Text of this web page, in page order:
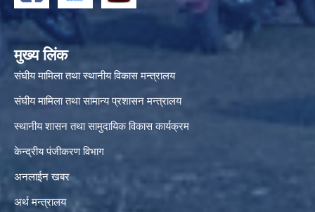
मुख्य लिंक
संघीय मामिला तथा स्थानीय विकास मन्त्रालय
संघीय मामिला तथा सामान्य प्रशासन मन्त्रालय
स्थानीय शासन तथा सामुदायिक विकास कार्यक्रम
केन्द्रीय पंजीकरण विभाग
अनलाईन खबर
अर्थ मन्त्रालय